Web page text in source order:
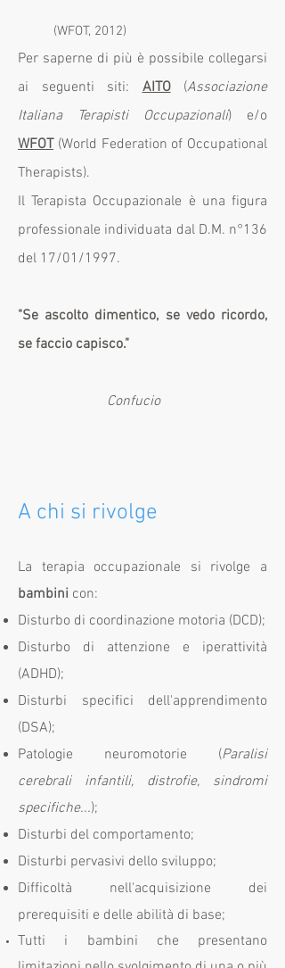
(WFOT, 2012)
Per saperne di più è possibile collegarsi
ai seguenti siti:AITO(Associazione
Italiana Terapisti Occupazionali) e/o
WFOT(World Federation of Occupational
Therapists).
Il Terapista Occupazionale è una figura
professionale individuata dal D.M. n°136
del 17/01/1997.
"Se ascolto dimentico, se vedo ricordo,
se faccio capisco."
Confucio
A chi si rivolge
La terapia occupazionale si rivolge a
bambini con:
Disturbo di coordinazione motoria (DCD);
Disturbo di attenzione e iperattività
(ADHD);
Disturbi specifici dell'apprendimento
(DSA);
Patologie neuromotorie (Paralisi
cerebrali infantili, distrofie, sindromi
specifiche...);
Disturbi del comportamento;
Disturbi pervasivi dello sviluppo;
Difficoltà nell'acquisizione dei
prerequisiti e delle abilità di base;
Tutti i bambini che presentano